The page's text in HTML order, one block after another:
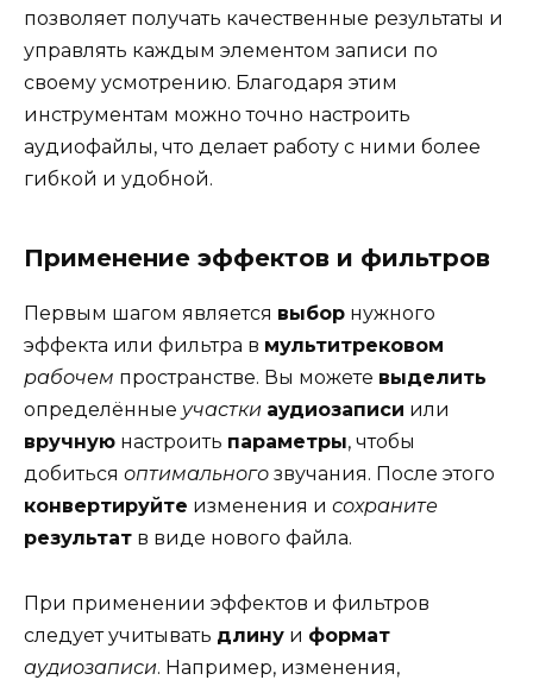
позволяет получать качественные результаты и
управлять каждым элементом записи по
своему усмотрению. Благодаря этим
инструментам можно точно настроить
аудиофайлы, что делает работу с ними более
гибкой и удобной.
Применение эффектов и фильтров
Первым шагом является выбор нужного
эффекта или фильтра в мультитрековом
рабочем пространстве. Вы можете выделить
определённые участки аудиозаписи или
вручную настроить параметры, чтобы
добиться оптимального звучания. После этого
конвертируйте изменения и сохраните
результат в виде нового файла.
При применении эффектов и фильтров
следует учитывать длину и формат
аудиозаписи. Например, изменения,